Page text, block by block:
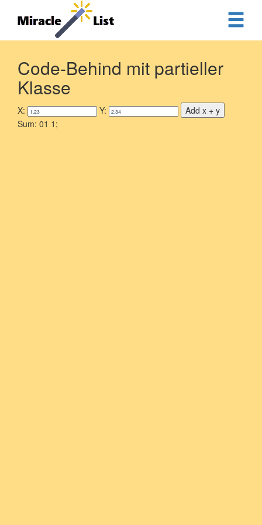
Code-Behind mit partieller
Klasse
X: Y:
Add x + y
Sum: 01 1;